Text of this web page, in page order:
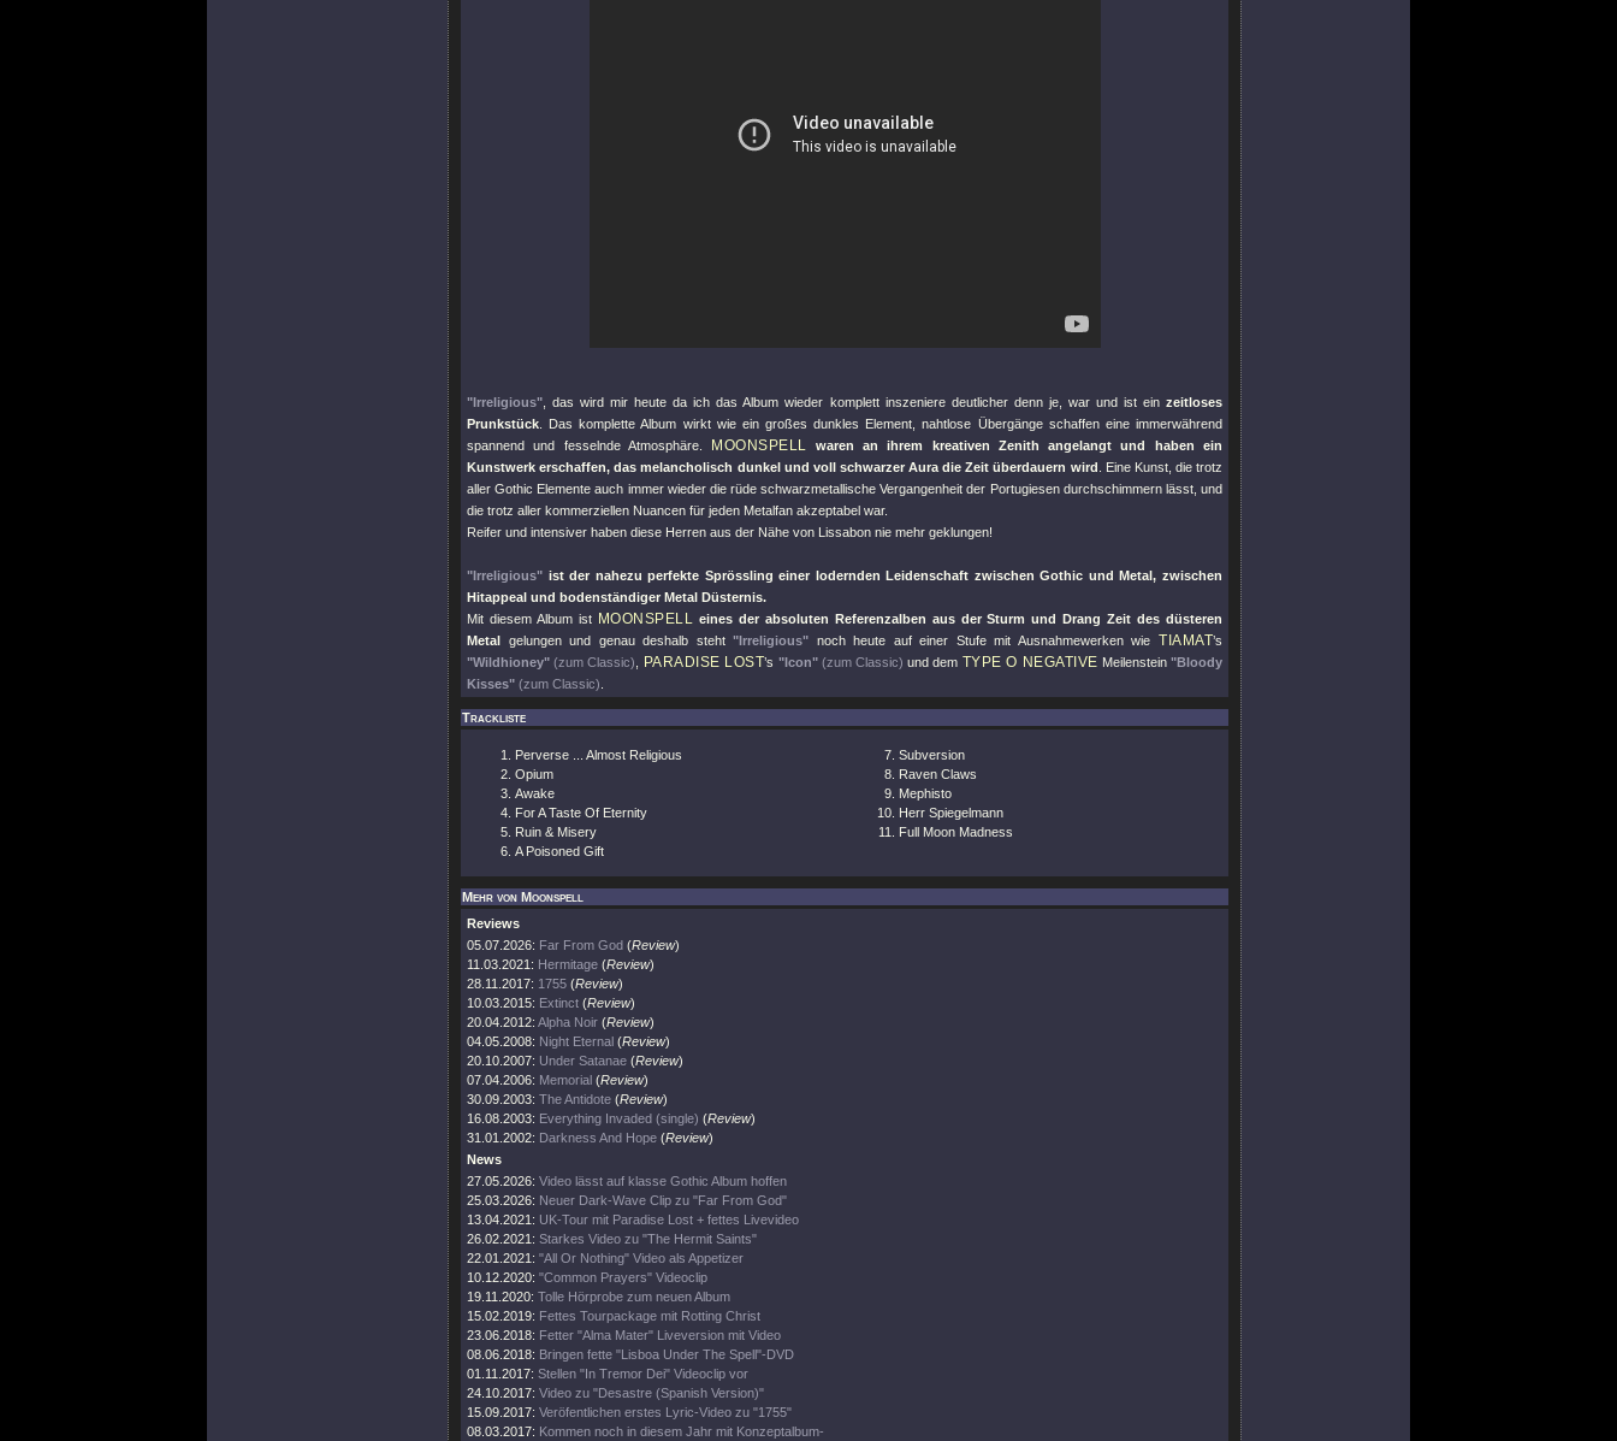
"Irreligious" , das wird mir heute da ich das Album wieder komplett inszeniere deutlicher denn je, war und ist ein zeitloses
Prunkstück . Das komplette Album wirkt wie ein großes dunkles Element, nahtlose Übergänge schaffen eine immerwährend
spannend und fesselnde Atmosphäre.
MOONSPELL
waren an ihrem kreativen Zenith angelangt und haben ein
Kunstwerk erschaffen, das melancholisch dunkel und voll schwarzer Aura die Zeit überdauern wird . Eine Kunst, die trotz
aller Gothic Elemente auch immer wieder die rüde schwarzmetallische Vergangenheit der Portugiesen durchschimmern lässt, und
die trotz aller kommerziellen Nuancen für jeden Metalfan akzeptabel war.
Reifer und intensiver haben diese Herren aus der Nähe von Lissabon nie mehr geklungen!
"Irreligious" ist der nahezu perfekte Sprössling einer lodernden Leidenschaft zwischen Gothic und Metal, zwischen
Hitappeal und bodenständiger Metal Düsternis.
Mit diesem Album ist MOONSPELL eines der absoluten Referenzalben aus der Sturm und Drang Zeit des düsteren
Metal gelungen und genau deshalb steht"Irreligious" noch heute auf einer Stufe mit Ausnahmewerken wieTIAMAT’s
"Wildhioney" (zum Classic) PARADISE LOST’s "Icon" (zum Classic) und dem TYPE O NEGATIVE Meilenstein"Bloody
Kisses" (zum Classic)
Trackliste
Perverse ... Almost Religious
Opium
Awake
For A Taste Of Eternity
Ruin & Misery
A Poisoned Gift
Subversion
Raven Claws
Mephisto
Herr Spiegelmann
Full Moon Madness
Mehr von Moonspell
Reviews
05.07.2026: Far From God (Review)
11.03.2021: Hermitage (Review)
28.11.2017: 1755 (Review)
10.03.2015: Extinct (Review)
20.04.2012: Alpha Noir (Review)
04.05.2008: Night Eternal (Review)
20.10.2007: Under Satanae (Review)
07.04.2006: Memorial (Review)
30.09.2003: The Antidote (Review)
16.08.2003: Everything Invaded (single) (Review)
31.01.2002: Darkness And Hope (Review)
News
27.05.2026: Video lässt auf klasse Gothic Album hoffen
25.03.2026: Neuer Dark-Wave Clip zu "Far From God"
13.04.2021: UK-Tour mit Paradise Lost + fettes Livevideo
26.02.2021: Starkes Video zu "The Hermit Saints"
22.01.2021: "All Or Nothing" Video als Appetizer
10.12.2020: "Common Prayers" Videoclip
19.11.2020: Tolle Hörprobe zum neuen Album
15.02.2019: Fettes Tourpackage mit Rotting Christ
23.06.2018: Fetter "Alma Mater" Liveversion mit Video
08.06.2018: Bringen fette "Lisboa Under The Spell"-DVD
01.11.2017: Stellen "In Tremor Dei" Videoclip vor
24.10.2017: Video zu "Desastre (Spanish Version)"
15.09.2017: Veröfentlichen erstes Lyric-Video zu "1755"
08.03.2017: Kommen noch in diesem Jahr mit Konzeptalbum-